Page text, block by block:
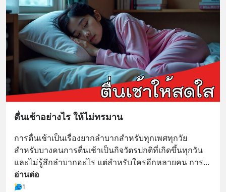
ตื่นเช้าอย่างไร ให้ไม่ทรมาน
การตื่นเช้าเป็นเรื่องยากลำบากสำหรับทุกเพศทุกวัย
สำหรับบางคนการตื่นเช้าเป็นกิจวัตรปกติที่เกิดขึ้นทุกวัน
และไม่รู้สึกลำบากอะไร แต่สำหรับใครอีกหลายคน การ
อ่านต่อ
1